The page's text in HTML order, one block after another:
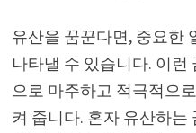
유산을 꿈꾼다면, 중요한
나타낼 수 있습니다. 이런
으로 마주하고 적극적으
켜 줍니다. 혼자 유산하는